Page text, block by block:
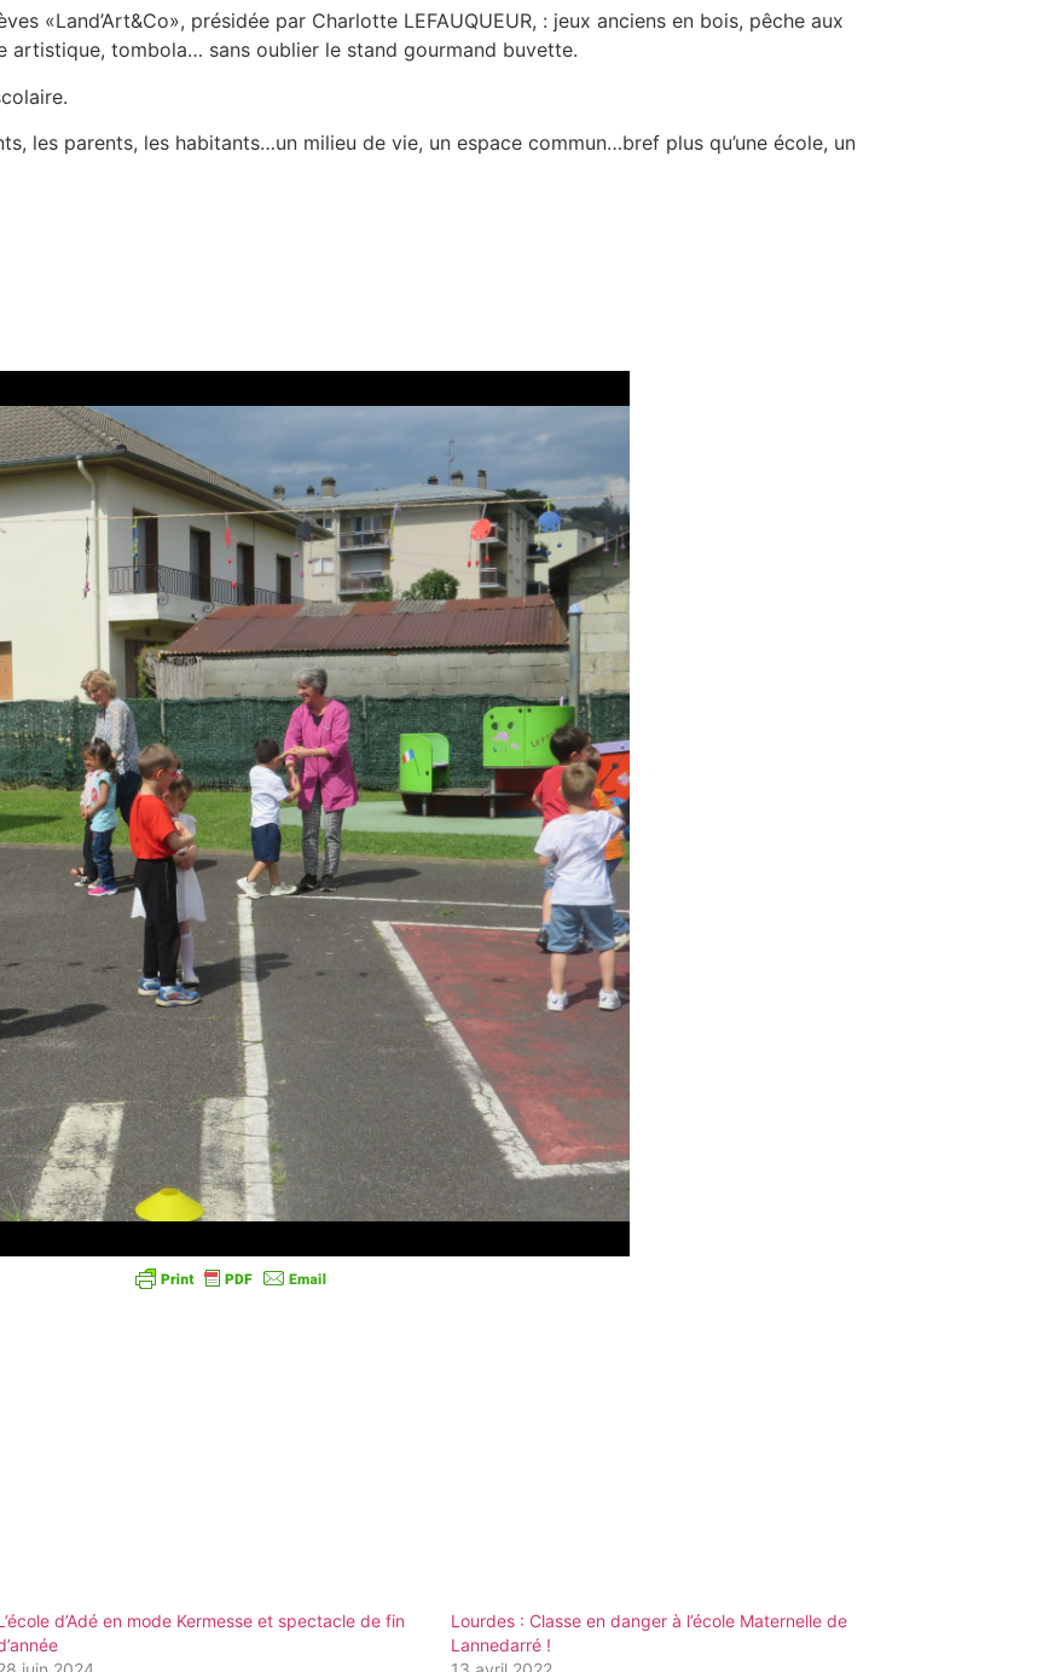
«Land’Art&Co», présidée par Charlotte LEFAUQUEUR, : jeux anciens en bois, pêche aux
artistique, tombola… sans oublier le stand gourmand buvette.
les parents, les habitants…un milieu de vie, un espace commun…bref plus qu’une école, un
d’Adé en mode Kermesse et spectacle de fin
Lourdes : Classe en danger à l’école Maternelle de
Lannedarré !